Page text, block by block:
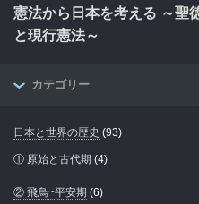
憲法から日本を考える ～聖
と現行憲法～
カテゴリー
日本と世界の歴史 (93)
① 原始と古代期 (4)
② 飛鳥~平安期 (6)